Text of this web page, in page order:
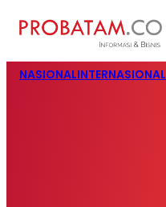
NASIONALINTERNASIONAL